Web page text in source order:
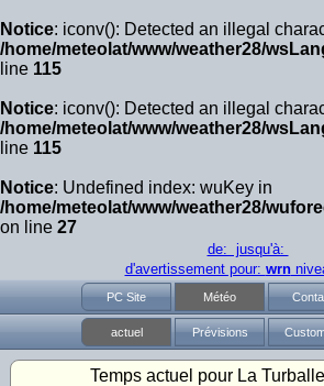
Notice: iconv(): Detected an illegal
/home/meteolat/www/weather28/
line 115
Notice: iconv(): Detected an illegal
/home/meteolat/www/weather28/
line 115
Notice: Undefined index: wuKey in
/home/meteolat/www/weather28/
on line 27
de: jusqu'à:
d'avertissement pour: wrn
PC Site Météo
actuel Prévisions
Temps actuel pour La